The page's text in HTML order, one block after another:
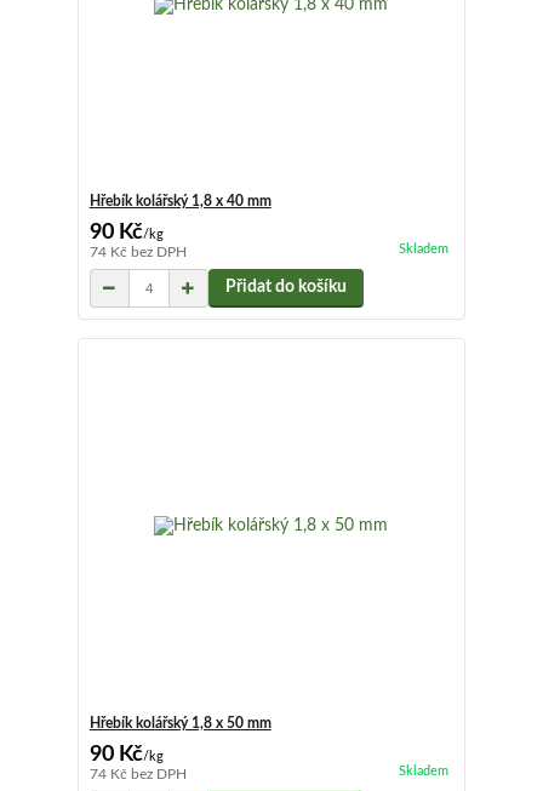
Hřebík kolářský 1,8 x 40 mm
90 Kč/kg
74 Kč bez DPH Skladem
Přidat do košíku
Hřebík kolářský 1,8 x 50 mm
90 Kč/kg
74 Kč bez DPH Skladem